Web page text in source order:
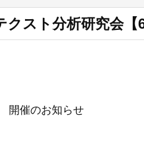
スト分析研究会【6
開催のお知らせ